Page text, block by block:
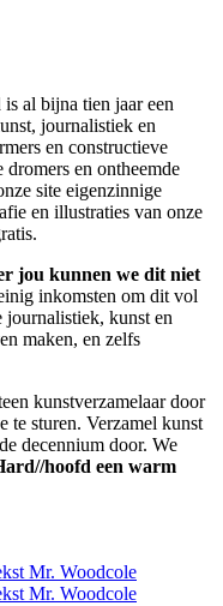
al bijna tien jaar een
journalistiek en
en constructieve
en ontheemde
site eigenzinnige
en illustraties van onze
jou kunnen we dit niet
inkomsten om dit vol
kunst en
maken, en zelfs
kunstverzamelaar door
te sturen. Verzamel kunst
decennium door. We
hoofd een warm
Mr. Woodcole
Mr. Woodcole